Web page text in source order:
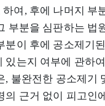
여, 후에 나머지 부
부분을 심판하는 법
분이 후에 공소제기
있는지 여부에 관하
, 불완전한 공소제기
의 근거 없이 피고인